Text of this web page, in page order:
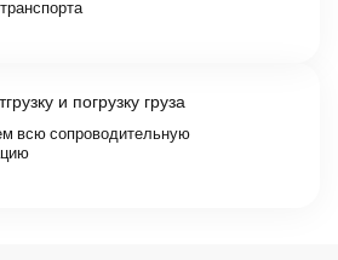
и погрузку груза
всю сопроводительную